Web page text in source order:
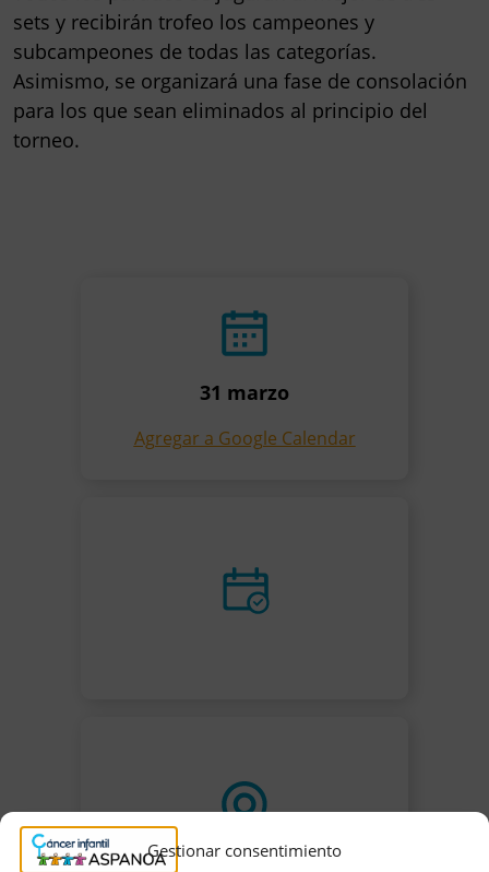
Gestionar consentimiento
sets y recibirán trofeo los campeones y
subcampeones de todas las categorías.
Asimismo, se organizará una fase de consolación
para los que sean eliminados al principio del
torneo.
31 marzo
Agregar a Google Calendar